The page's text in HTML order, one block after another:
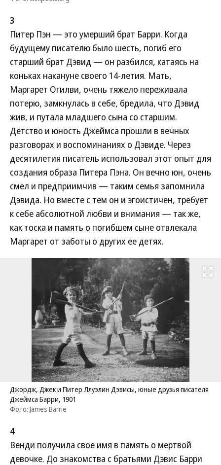
3
Питер Пэн — это умерший брат Барри. Когда
будущему писателю было шесть, погиб его
старший брат Дэвид — он разбился, катаясь на
коньках накануне своего 14-летия. Мать,
Маргарет Огилви, очень тяжело переживала
потерю, замкнулась в себе, бредила, что Дэвид
жив, и путала младшего сына со старшим.
Детство и юность Джеймса прошли в вечных
разговорах и воспоминаниях о Дэвиде. Через
десятилетия писатель использовал этот опыт для
создания образа Питера Пэна. Он вечно юн, очень
смел и предприимчив — таким семья запомнила
Дэвида. Но вместе с тем он и эгоистичен, требует
к себе абсолютной любви и внимания — так же,
как тоска и память о погибшем сыне отвлекала
Маргарет от заботы о других ее детях.
Развернуть
Джордж, Джек и Питер Ллуэлин Дэвисы, юные друзья писателя
Джеймса Барри, 1901
Фото: James Barrie
4
Венди получила свое имя в память о мертвой
девочке. До знакомства с братьями Дэвис Барри